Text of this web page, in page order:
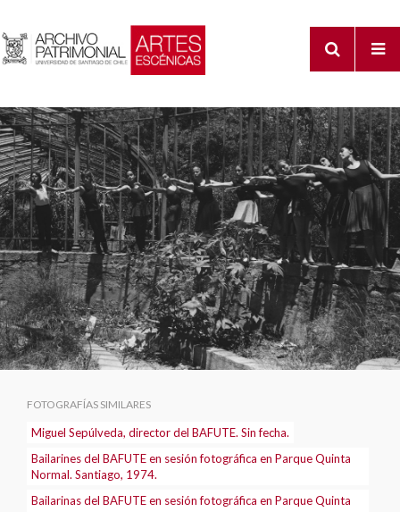
FOTOGRAFÍAS SIMILARES
Miguel Sepúlveda, director del BAFUTE. Sin fecha.
Bailarines del BAFUTE en sesión fotográfica en Parque Quinta
Normal. Santiago, 1974.
Bailarinas del BAFUTE en sesión fotográfica en Parque Quinta